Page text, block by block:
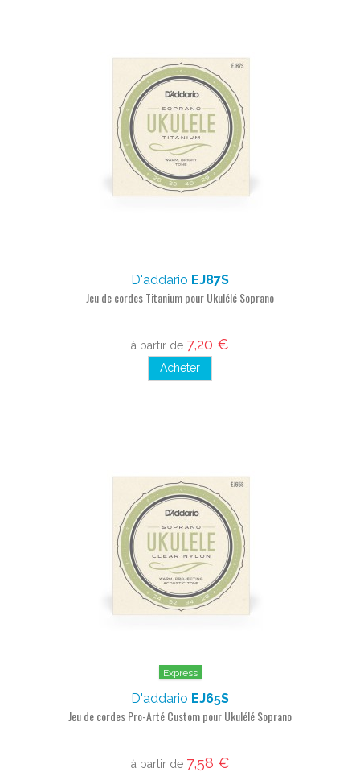
D'addario EJ87S
Jeu de cordes Titanium pour Ukulélé Soprano
à partir de 7,20 €
Acheter
Express
D'addario EJ65S
Jeu de cordes Pro-Arté Custom pour Ukulélé Soprano
à partir de 7,58 €